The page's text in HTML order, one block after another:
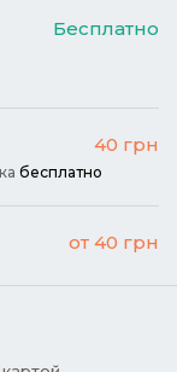
Бесплатно
40 грн
бесплатно
от 40 грн